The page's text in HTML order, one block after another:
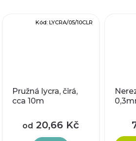
Pružná lycra, čirá,
cca 10m
od 20,66 Kč
Kód: LYCRA/05/10CLR